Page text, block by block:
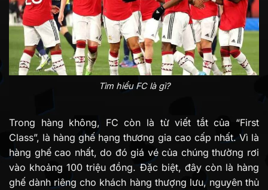
Tìm hiểu FC là gì?
Trong hàng không, FC còn là từ viết tắt của “First
Class”, là hàng ghế hạng thương gia cao cấp nhất. Vì là
hàng ghế cao nhất, do đó giá vé của chúng thường rơi
vào khoảng 100 triệu đồng. Đặc biệt, đây còn là hàng
ghế dành riêng cho khách hàng thượng lưu, nguyên thủ